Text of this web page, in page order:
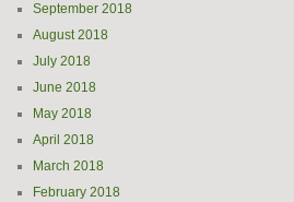
September 2018
August 2018
July 2018
June 2018
May 2018
April 2018
March 2018
February 2018